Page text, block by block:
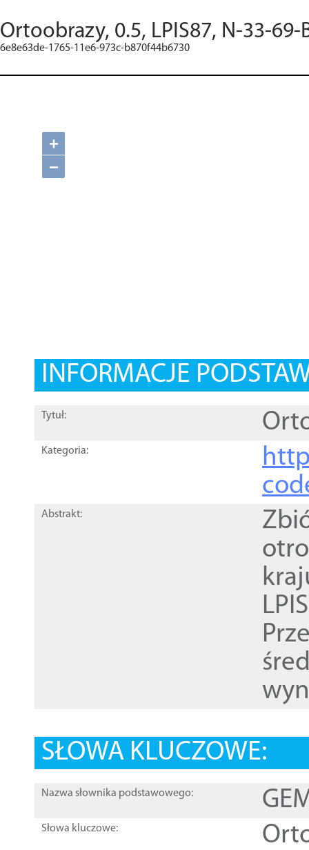
Ortoobrazy, 0.5, LPIS87, N-33-69-
6e8e63de-1765-11e6-973c-b870f44b6730
+
−
INFORMACJE
Tytuł:
Kategoria:
Abstrakt:
SŁOWA KLUCZOWE:
Nazwa słownika podstawowego:
Słowa kluczowe: